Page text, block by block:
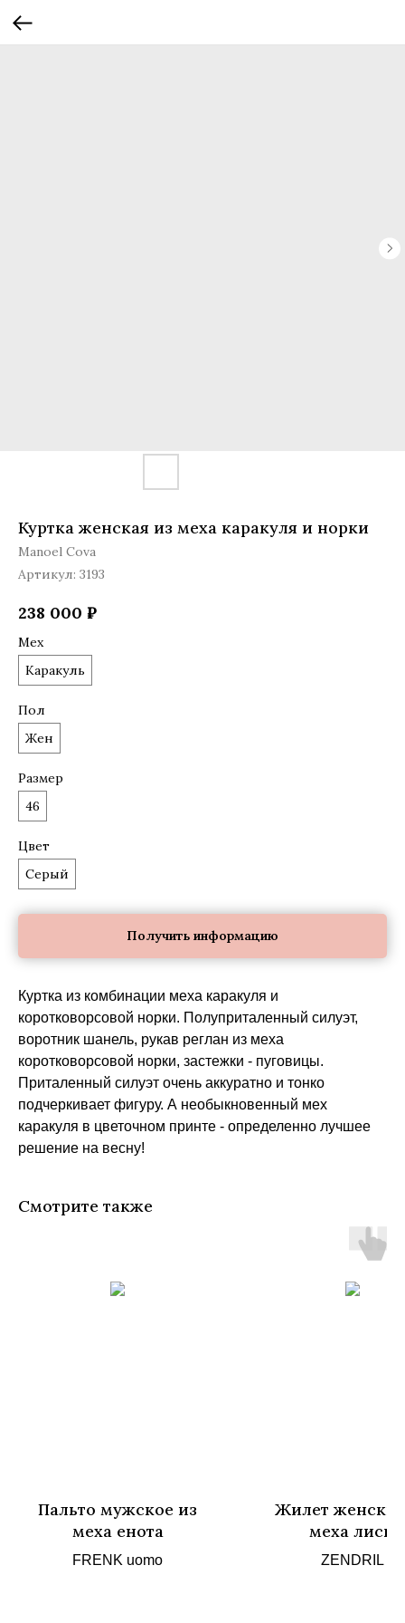
Куртка женская из меха каракуля и норки
Manoel Cova
Артикул: 3193
238 000 ₽
Мех
Каракуль
Пол
Жен
Размер
46
Цвет
Серый
Получить информацию
Куртка из комбинации меха каракуля и
коротковорсовой норки. Полуприталенный силуэт,
воротник шанель, рукав реглан из меха
коротковорсовой норки, застежки - пуговицы.
Приталенный силуэт очень аккуратно и тонко
подчеркивает фигуру. А необыкновенный мех
каракуля в цветочном принте - определенно лучшее
решение на весну!
Смотрите также
Пальто мужское из
меха енота
FRENK uomo
Жилет
меха лисы
ZENDRIL